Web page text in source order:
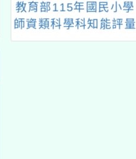
教育部115年國民小學
師資類科學科知能評量
簡章公告